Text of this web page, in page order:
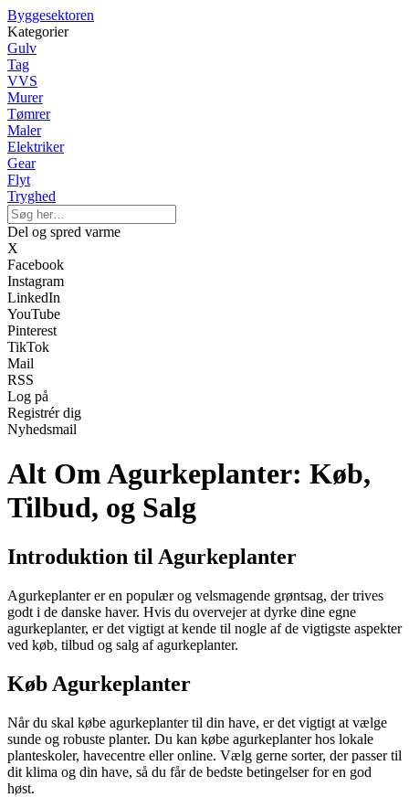
Byggesektoren
Kategorier
Gulv
Tag
VVS
Murer
Tømrer
Maler
Elektriker
Gear
Flyt
Tryghed
Del og spred varme
X
Facebook
Instagram
LinkedIn
YouTube
Pinterest
TikTok
Mail
RSS
Log på
Registrér dig
Nyhedsmail
Alt Om Agurkeplanter: Køb,
Tilbud, og Salg
Introduktion til Agurkeplanter
Agurkeplanter er en populær og velsmagende grøntsag, der trives
godt i de danske haver. Hvis du overvejer at dyrke dine egne
agurkeplanter, er det vigtigt at kende til nogle af de vigtigste aspekter
ved køb, tilbud og salg af agurkeplanter.
Køb Agurkeplanter
Når du skal købe agurkeplanter til din have, er det vigtigt at vælge
sunde og robuste planter. Du kan købe agurkeplanter hos lokale
planteskoler, havecentre eller online. Vælg gerne sorter, der passer til
dit klima og din have, så du får de bedste betingelser for en god
høst.